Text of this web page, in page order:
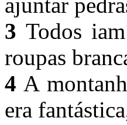
3 Todos
roupas
4 A
era